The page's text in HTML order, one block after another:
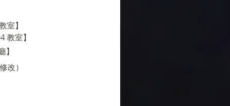
室】
教室】
改）